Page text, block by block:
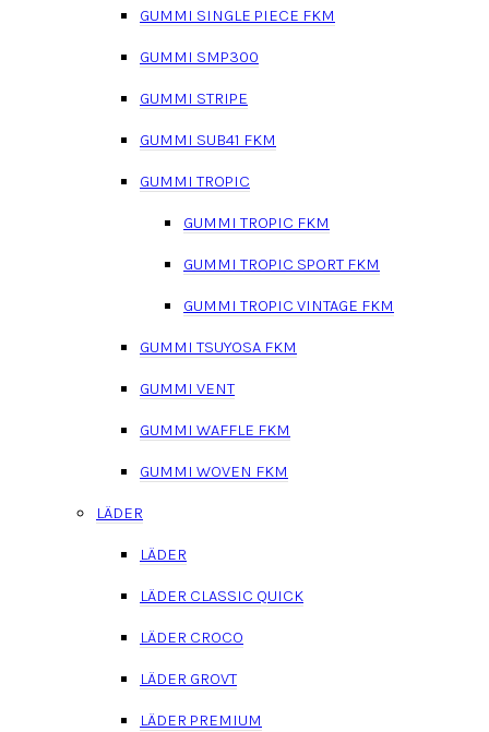
GUMMI SINGLE PIECE FKM
GUMMI SMP300
GUMMI STRIPE
GUMMI SUB41 FKM
GUMMI TROPIC
GUMMI TROPIC FKM
GUMMI TROPIC SPORT FKM
GUMMI TROPIC VINTAGE FKM
GUMMI TSUYOSA FKM
GUMMI VENT
GUMMI WAFFLE FKM
GUMMI WOVEN FKM
LÄDER
LÄDER
LÄDER CLASSIC QUICK
LÄDER CROCO
LÄDER GROVT
LÄDER PREMIUM